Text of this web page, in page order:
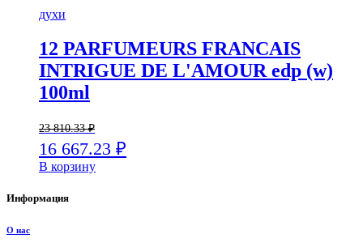
духи
12 PARFUMEURS FRANCAIS
INTRIGUE DE L'AMOUR edp (w)
100ml
23 810.33₽
16 667.23 ₽
В корзину
Информация
О нас